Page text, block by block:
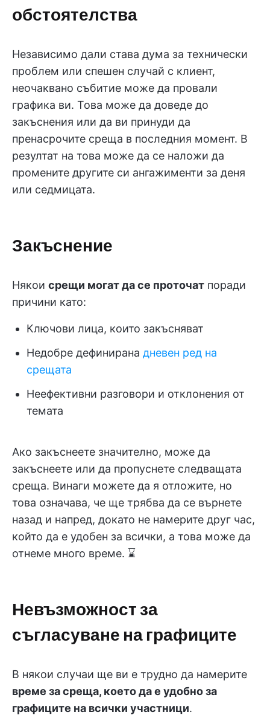
обстоятелства
Независимо дали става дума за технически
проблем или спешен случай с клиент,
неочаквано събитие може да провали
графика ви. Това може да доведе до
закъснения или да ви принуди да
пренасрочите среща в последния момент. В
резултат на това може да се наложи да
промените другите си ангажименти за деня
или седмицата.
Закъснение
Някои срещи могат да се проточат поради
причини като:
Ключови лица, които закъсняват
Недобре дефинирана дневен ред на
срещата
Неефективни разговори и отклонения от
темата
Ако закъснеете значително, може да
закъснеете или да пропуснете следващата
среща. Винаги можете да я отложите, но
това означава, че ще трябва да се върнете
назад и напред, докато не намерите друг час,
който да е удобен за всички, а това може да
отнеме много време. ⌛
Невъзможност за
съгласуване на графиците
В някои случаи ще ви е трудно да намерите
време за среща, което да е удобно за
графиците на всички участници.